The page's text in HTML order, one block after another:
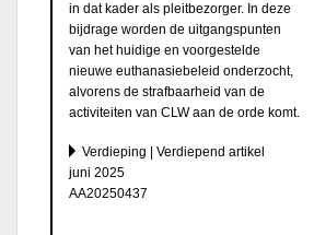
in dat kader als pleitbezorger. In deze
bijdrage worden de uitgangspunten
van het huidige en voorgestelde
nieuwe euthanasiebeleid onderzocht,
alvorens de strafbaarheid van de
activiteiten van CLW aan de orde komt.
Verdieping | Verdiepend artikel
juni 2025
AA20250437